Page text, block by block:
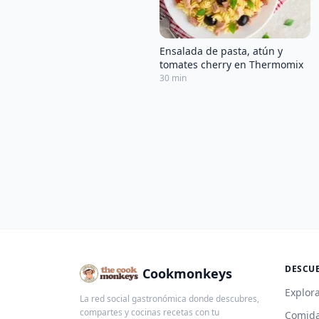
Ensalada de pasta, atún y
tomates cherry en Thermomix
30 min
Cookmonkeys
La red social gastronómica donde descubres,
compartes y cocinas recetas con tu